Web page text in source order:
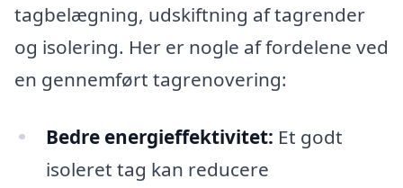
tagbelægning, udskiftning af tagrender
og isolering. Her er nogle af fordelene ved
en gennemført tagrenovering:
Bedre energieffektivitet: Et godt
isoleret tag kan reducere